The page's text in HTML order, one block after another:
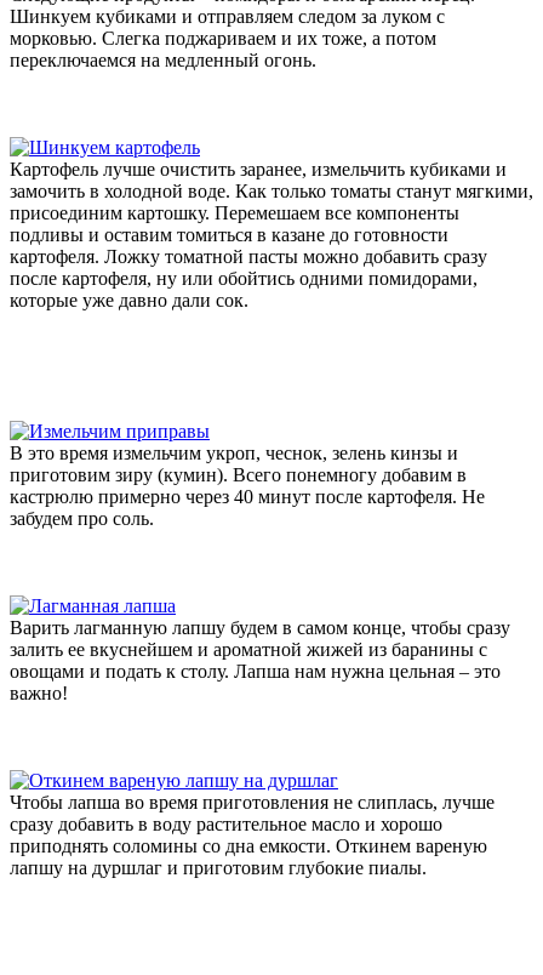
Шинкуем кубиками и отправляем следом за луком с
морковью. Слегка поджариваем и их тоже, а потом
переключаемся на медленный огонь.
Картофель лучше очистить заранее, измельчить кубиками и
замочить в холодной воде. Как только томаты станут мягкими,
присоединим картошку. Перемешаем все компоненты
подливы и оставим томиться в казане до готовности
картофеля. Ложку томатной пасты можно добавить сразу
после картофеля, ну или обойтись одними помидорами,
которые уже давно дали сок.
В это время измельчим укроп, чеснок, зелень кинзы и
приготовим зиру (кумин). Всего понемногу добавим в
кастрюлю примерно через 40 минут после картофеля. Не
забудем про соль.
Варить лагманную лапшу будем в самом конце, чтобы сразу
залить ее вкуснейшем и ароматной жижей из баранины с
овощами и подать к столу. Лапша нам нужна цельная – это
важно!
Чтобы лапша во время приготовления не слиплась, лучше
сразу добавить в воду растительное масло и хорошо
приподнять соломины со дна емкости. Откинем вареную
лапшу на дуршлаг и приготовим глубокие пиалы.